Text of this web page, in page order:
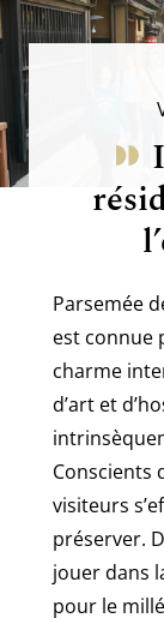
Parsemée
est connue
charme
d’art et
Conscients
visiteurs
préserver.
jouer dans
pour le